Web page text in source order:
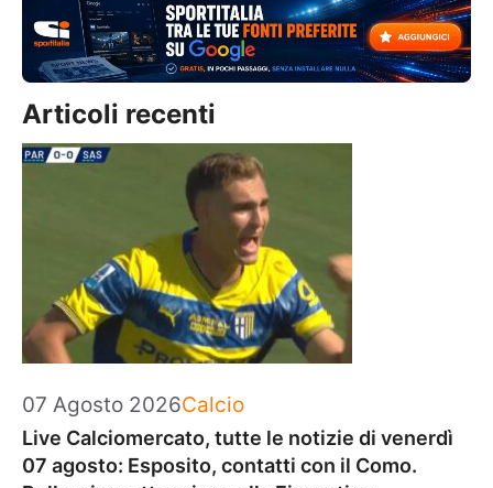
Articoli recenti
07 Agosto 2026Categorie
Calcio
Live Calciomercato, tutte le notizie di venerdì
07 agosto: Esposito, contatti con il Como.